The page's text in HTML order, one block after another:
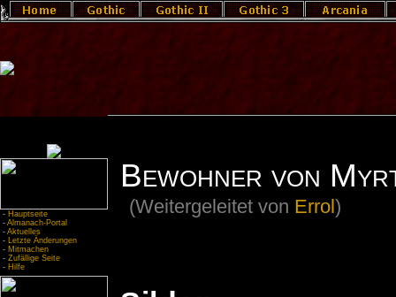
- Hauptseite
- Almanach-Portal
- Aktuelles
- Letzte Änderungen
- Mitmachen
- Zufällige Seite
- Hilfe
Bewohner von
(Weitergeleitet von Errol)